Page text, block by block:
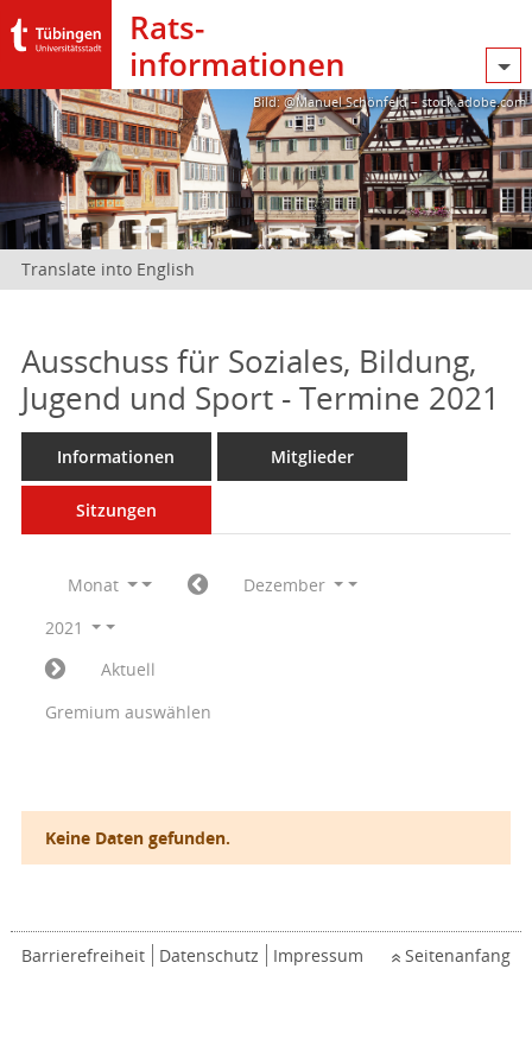
Rats­
informationen
Bild: @Manuel Schönfeld – stock.adobe.com
Translate into English
Ausschuss für Soziales, Bildung,
Jugend und Sport - Termine 2021
Informationen Mitglieder
Sitzungen
Monat
Dezember
2021
Aktuell
Gremium auswählen
Keine Daten gefunden.
Barrierefreiheit Datenschutz Impressum Seitenanfang